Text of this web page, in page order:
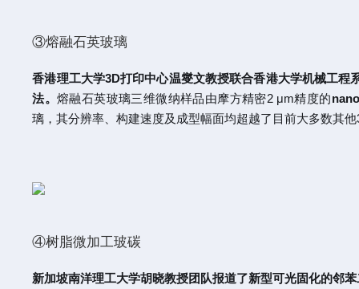
③熔融石英玻璃
香港理工大学3D打印中心温燮文教授联合香港大学机械工
法。熔融石英玻璃三维微纳样品由摩方精密2 μm精度的
璃，其分辨率、构建速度及成型幅面均超越了目前大多数其
④树脂微加工玻碳
新加坡南洋理工大学胡晓教授团队报道了新型可光固化的邻